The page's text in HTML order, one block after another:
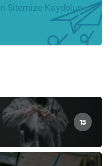
Sitemize Kaydolun
15